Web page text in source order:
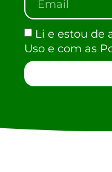
Li e estou de
Uso e com as